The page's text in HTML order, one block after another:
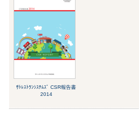
ｻﾄﾚｽﾄﾗﾝｼｽﾃﾑｽﾞ CSR報告書
2014